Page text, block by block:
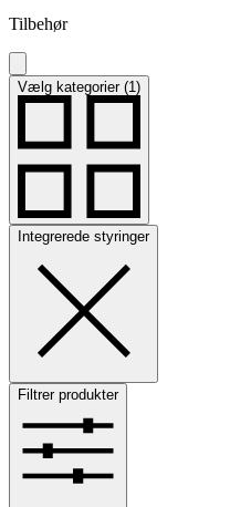
Tilbehør
Vælg kategorier (1)
Integrerede styringer
Filtrer produkter